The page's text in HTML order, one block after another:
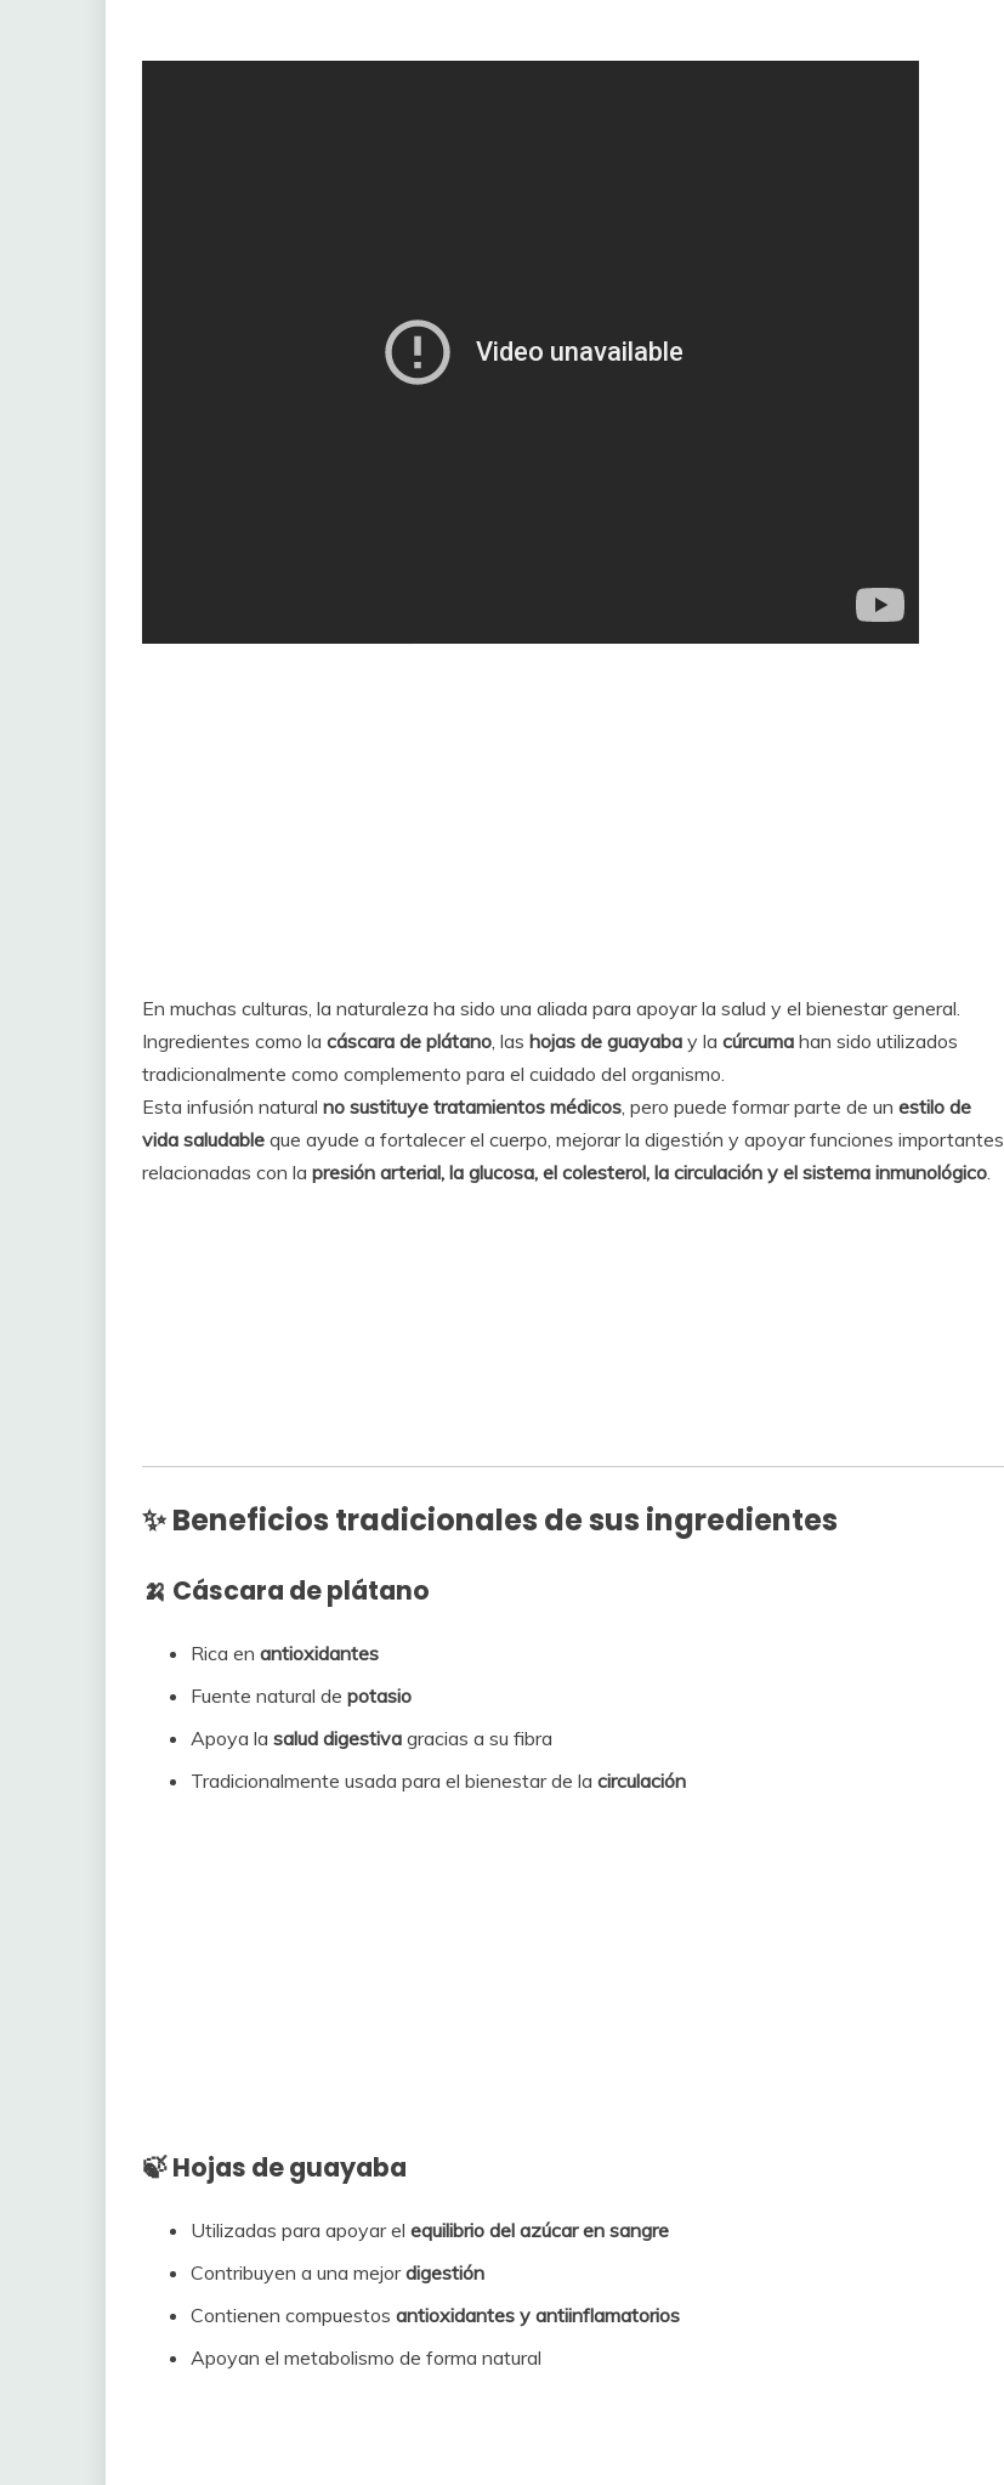
En muchas culturas, la naturaleza ha sido una aliada para apoyar la salud y el bienestar general.
Ingredientes como la cáscara de plátano , las hojas de guayaba y la cúrcuma han sido utilizados
tradicionalmente como complemento para el cuidado del organismo.
Esta infusión natural no sustituye tratamientos médicos , pero puede formar parte de un estilo de
vida saludable que ayude a fortalecer el cuerpo, mejorar la digestión y apoyar funciones importantes
relacionadas con la presión arterial, la glucosa, el colesterol, la circulación y el sistema inmunológico
✨ Beneficios tradicionales de sus ingredientes
🍌 Cáscara de plátano
Rica en antioxidantes
Fuente natural de potasio
Apoya la salud digestiva gracias a su fibra
Tradicionalmente usada para el bienestar de la circulación
🍃 Hojas de guayaba
Utilizadas para apoyar el equilibrio del azúcar en sangre
Contribuyen a una mejordigestión
Contienen compuestos antioxidantes y antiinflamatorios
Apoyan el metabolismo de forma natural